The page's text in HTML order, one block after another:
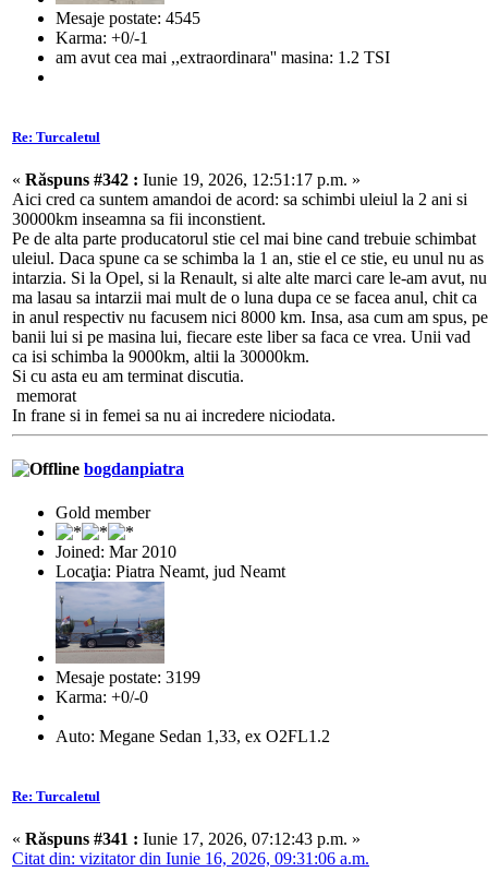
Mesaje postate: 4545
Karma: +0/-1
am avut cea mai ,,extraordinara'' masina: 1.2 TSI
Re: Turcaletul
« Răspuns #342 : Iunie 19, 2026, 12:51:17 p.m. »
Aici cred ca suntem amandoi de acord: sa schimbi uleiul la 2 ani si
30000km inseamna sa fii inconstient.
Pe de alta parte producatorul stie cel mai bine cand trebuie schimbat
uleiul. Daca spune ca se schimba la 1 an, stie el ce stie, eu unul nu as
intarzia. Si la Opel, si la Renault, si alte alte marci care le-am avut, nu
ma lasau sa intarzii mai mult de o luna dupa ce se facea anul, chit ca
in anul respectiv nu facusem nici 8000 km. Insa, asa cum am spus, pe
banii lui si pe masina lui, fiecare este liber sa faca ce vrea. Unii vad
ca isi schimba la 9000km, altii la 30000km.
Si cu asta eu am terminat discutia.
memorat
In frane si in femei sa nu ai incredere niciodata.
bogdanpiatra
Gold member
Joined: Mar 2010
Locaţia: Piatra Neamt, jud Neamt
Mesaje postate: 3199
Karma: +0/-0
Auto: Megane Sedan 1,33, ex O2FL1.2
Re: Turcaletul
« Răspuns #341 : Iunie 17, 2026, 07:12:43 p.m. »
Citat din: vizitator din Iunie 16, 2026, 09:31:06 a.m.